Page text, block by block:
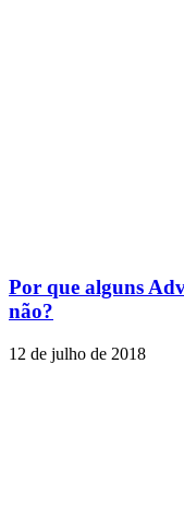
Por que alguns
não?
12 de julho de 2018